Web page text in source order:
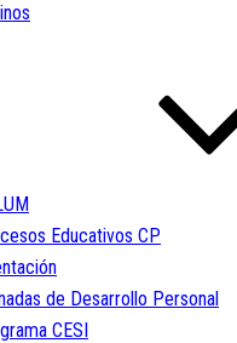
Educativos CP
de Desarrollo Personal
CESI